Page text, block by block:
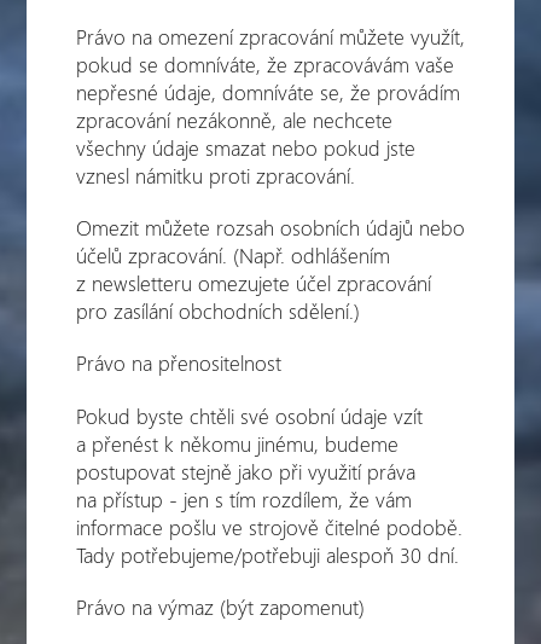
Právo na omezení zpracování můžete využít,
pokud se domníváte, že zpracovávám vaše
nepřesné údaje, domníváte se, že provádím
zpracování nezákonně, ale nechcete
všechny údaje smazat nebo pokud jste
vznesl námitku proti zpracování.
Omezit můžete rozsah osobních údajů nebo
účelů zpracování. (Např. odhlášením
z newsletteru omezujete účel zpracování
pro zasílání obchodních sdělení.)
Právo na přenositelnost
Pokud byste chtěli své osobní údaje vzít
a přenést k někomu jinému, budeme
postupovat stejně jako při využití práva
na přístup - jen s tím rozdílem, že vám
informace pošlu ve strojově čitelné podobě.
Tady potřebujeme/potřebuji alespoň 30 dní.
Právo na výmaz (být zapomenut)